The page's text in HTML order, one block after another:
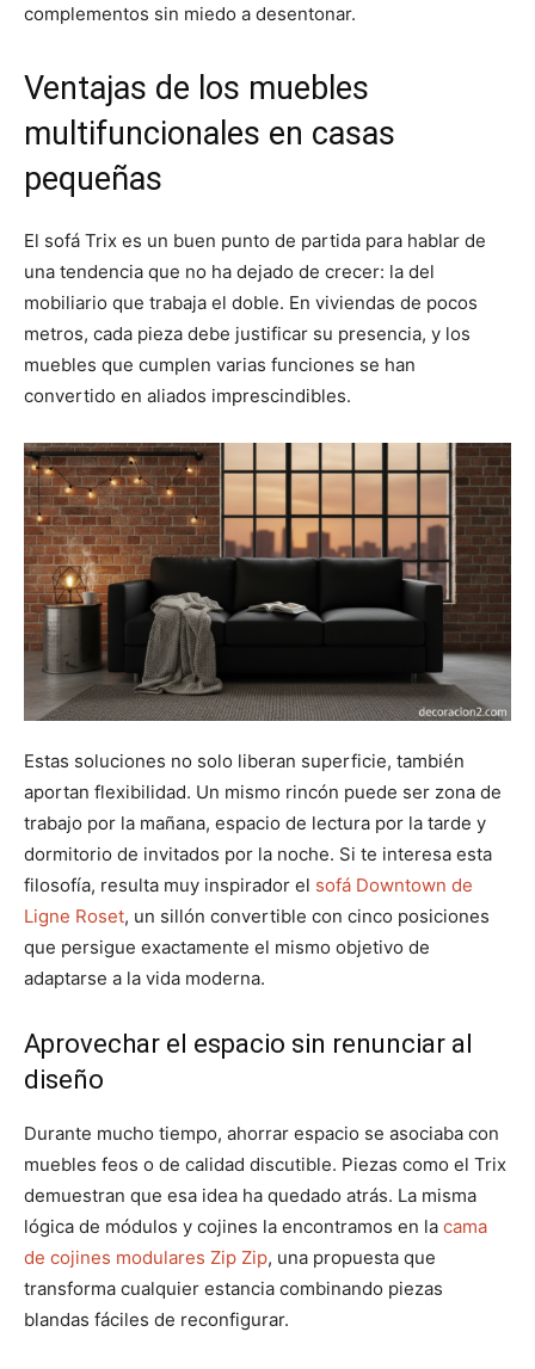
complementos sin miedo a desentonar.
Ventajas de los muebles
multifuncionales en casas
pequeñas
El sofá Trix es un buen punto de partida para hablar de
una tendencia que no ha dejado de crecer: la del
mobiliario que trabaja el doble. En viviendas de pocos
metros, cada pieza debe justificar su presencia, y los
muebles que cumplen varias funciones se han
convertido en aliados imprescindibles.
Estas soluciones no solo liberan superficie, también
aportan flexibilidad. Un mismo rincón puede ser zona de
trabajo por la mañana, espacio de lectura por la tarde y
dormitorio de invitados por la noche. Si te interesa esta
filosofía, resulta muy inspirador el sofá Downtown de
Ligne Roset, un sillón convertible con cinco posiciones
que persigue exactamente el mismo objetivo de
adaptarse a la vida moderna.
Aprovechar el espacio sin renunciar al
diseño
Durante mucho tiempo, ahorrar espacio se asociaba con
muebles feos o de calidad discutible. Piezas como el Trix
demuestran que esa idea ha quedado atrás. La misma
lógica de módulos y cojines la encontramos en la cama
de cojines modulares Zip Zip, una propuesta que
transforma cualquier estancia combinando piezas
blandas fáciles de reconfigurar.